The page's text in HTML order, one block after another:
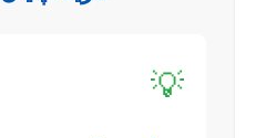
💡